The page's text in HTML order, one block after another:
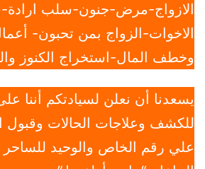
الازواج-مرض-جنون-سلب ارادة-
الاخوات-الزواج بمن تحبون-
وخطف المال-استخراج الكنوز
يسعدنا أن نعلن لسيادتكم أننا
للكشف وعلاجات الحالات وقبول
علي رقم الخاص والوحيد للساحر